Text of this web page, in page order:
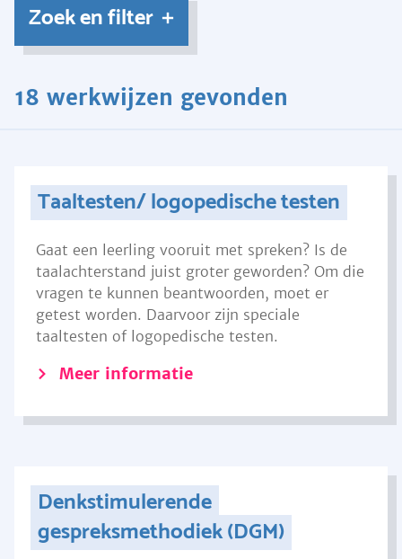
Zoek en filter
18 werkwijzen gevonden
Taaltesten/ logopedische testen
Gaat een leerling vooruit met spreken? Is de
taalachterstand juist groter geworden? Om die
vragen te kunnen beantwoorden, moet er
getest worden. Daarvoor zijn speciale
taaltesten of logopedische testen.
Meer informatie
Denkstimulerende
gespreksmethodiek (DGM)